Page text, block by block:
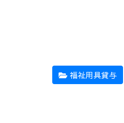
福祉用具貸与